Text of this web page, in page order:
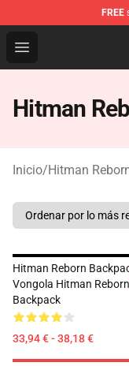
FREE
Open menu
Anime
Hitman
Inicio/Hitman
Hitman Reborn
Vongola Hitman Reborn
Backpack
33,94 € - 38,18 €